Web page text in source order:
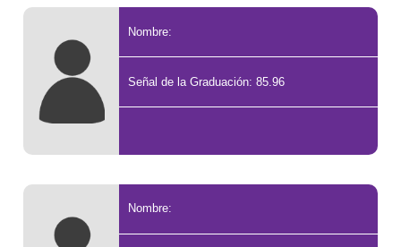
Nombre:
Señal de la Graduación: 85.96
Nombre: